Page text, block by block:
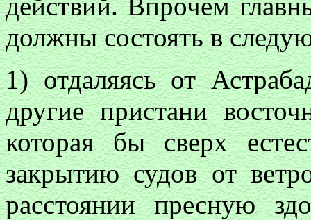
должны состоять в
1) отдаляясь от
другие пристани
которая бы сверх
закрытию судов от
расстоянии пресную